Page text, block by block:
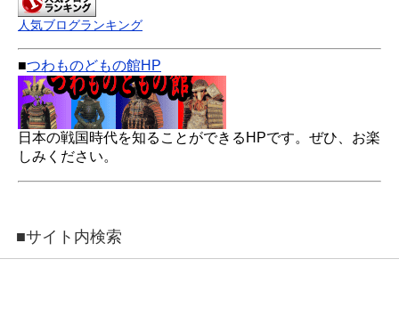
人気ブログランキング
■つわものどもの館HP
日本の戦国時代を知ることができるHPです。ぜひ、お楽
しみください。
■サイト内検索